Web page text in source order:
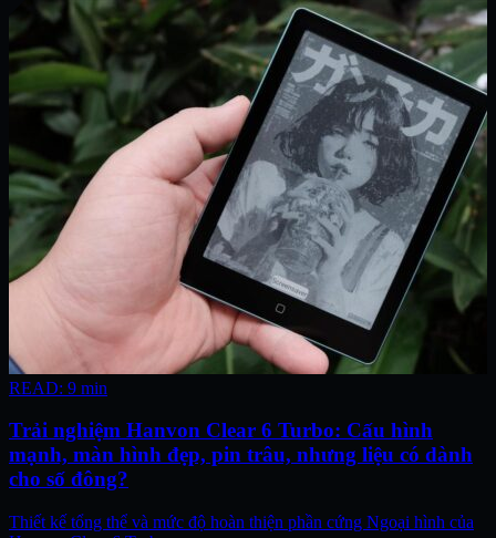
READ: 9 min
Trải nghiệm Hanvon Clear 6 Turbo: Cấu hình
mạnh, màn hình đẹp, pin trâu, nhưng liệu có dành
cho số đông?
Thiết kế tổng thể và mức độ hoàn thiện phần cứng Ngoại hình của